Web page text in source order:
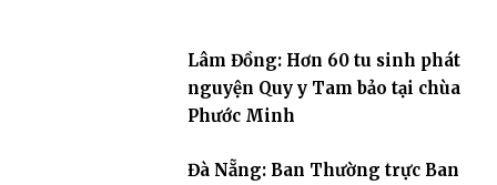
Lâm Đồng: Hơn 60 tu sinh phát
nguyện Quy y Tam bảo tại chùa
Phước Minh
Đà Nẵng: Ban Thường trực Ban